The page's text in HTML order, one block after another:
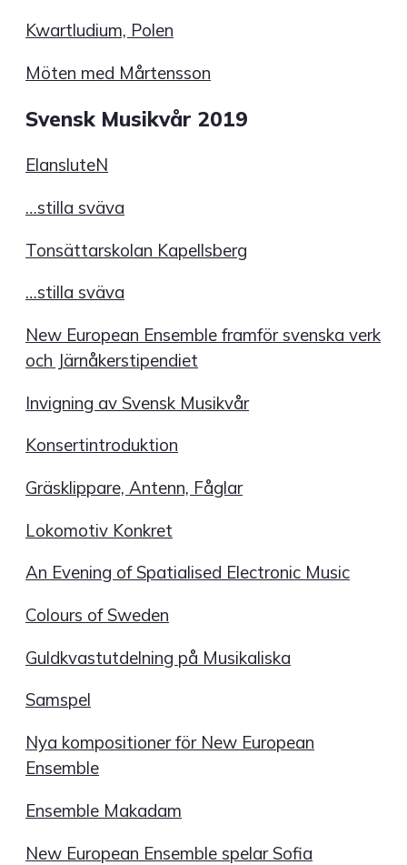
Kwartludium, Polen
Möten med Mårtensson
Svensk Musikvår 2019
ElansluteN
…stilla sväva
Tonsättarskolan Kapellsberg
…stilla sväva
New European Ensemble framför svenska verk
och Järnåkerstipendiet
Invigning av Svensk Musikvår
Konsertintroduktion
Gräsklippare, Antenn, Fåglar
Lokomotiv Konkret
An Evening of Spatialised Electronic Music
Colours of Sweden
Guldkvastutdelning på Musikaliska
Samspel
Nya kompositioner för New European
Ensemble
Ensemble Makadam
New European Ensemble spelar Sofia